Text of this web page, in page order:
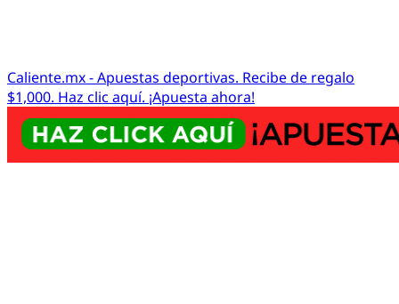
Caliente.mx - Apuestas deportivas. Recibe de regalo
$1,000. Haz clic aquí. ¡Apuesta ahora!